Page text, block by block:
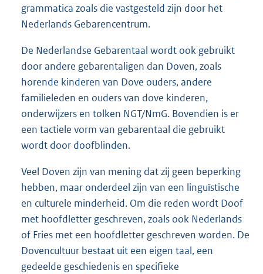
grammatica zoals die vastgesteld zijn door het
Nederlands Gebarencentrum.
De Nederlandse Gebarentaal wordt ook gebruikt
door andere gebarentaligen dan Doven, zoals
horende kinderen van Dove ouders, andere
familieleden en ouders van dove kinderen,
onderwijzers en tolken NGT/NmG. Bovendien is er
een tactiele vorm van gebarentaal die gebruikt
wordt door doofblinden.
Veel Doven zijn van mening dat zij geen beperking
hebben, maar onderdeel zijn van een linguïstische
en culturele minderheid. Om die reden wordt Doof
met hoofdletter geschreven, zoals ook Nederlands
of Fries met een hoofdletter geschreven worden. De
Dovencultuur bestaat uit een eigen taal, een
gedeelde geschiedenis en specifieke